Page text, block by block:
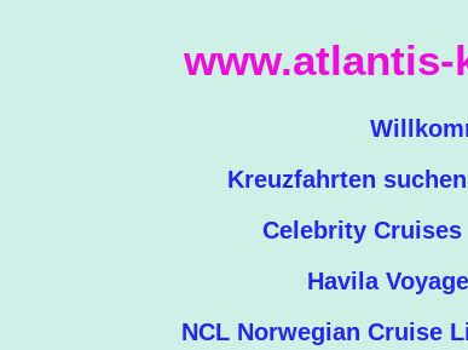
www.atlantis-
Kreuzfahrten
Celebrity Cruises
Havila Voyage
NCL Norwegian Cruise